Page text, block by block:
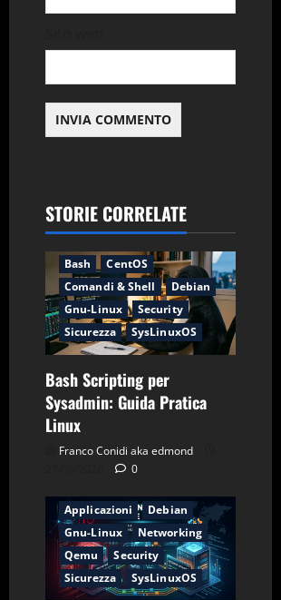
o
STORIE CORRELATE
Bash
CentOS
Comandi & Shell
Debian
Gnu-Linux
Security
Sicurezza
SysLinuxOS
Bash Scripting per
Sysadmin: Guida Pratica
Linux
Franco Conidi aka edmond
0
Applicazioni
Debian
Gnu-Linux
Networking
Qemu
Security
Sicurezza
SysLinuxOS